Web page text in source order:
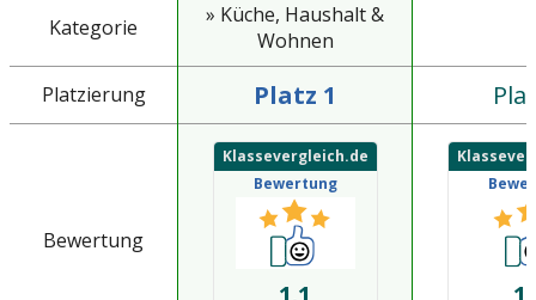
Kategorie
» Küche, Haushalt &
Wohnen
Platzierung Platz 1
Bewertung
Klassevergleich.de
Bewertung